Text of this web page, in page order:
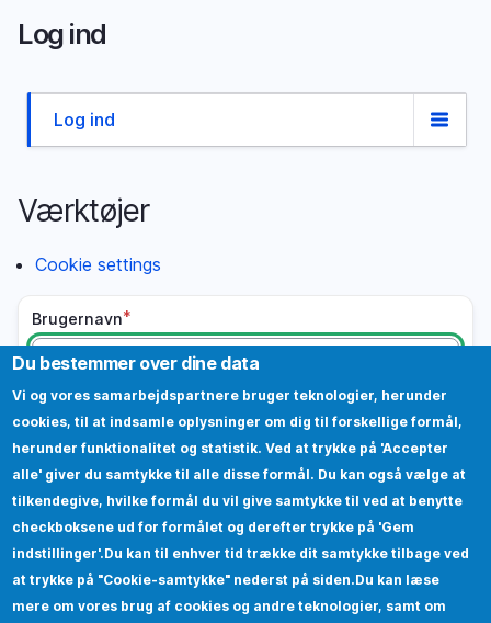
til
Log ind
Primære
Log ind
Værktøjer
Cookie settings
Brugernavn
Adgangskode
Tryk her for at logge ind
Du bestemmer over dine data
Vi og vores samarbejdspartnere bruger teknologier, herunder
cookies, til at indsamle oplysninger om dig til forskellige formål,
herunder funktionalitet og statistik. Ved at trykke på 'Accepter
alle' giver du samtykke til alle disse formål. Du kan også vælge at
tilkendegive, hvilke formål du vil give samtykke til ved at benytte
checkboksene ud for formålet og derefter trykke på 'Gem
indstillinger'.Du kan til enhver tid trække dit samtykke tilbage ved
at trykke på "Cookie-samtykke" nederst på siden.Du kan læse
mere om vores brug af cookies og andre teknologier, samt om